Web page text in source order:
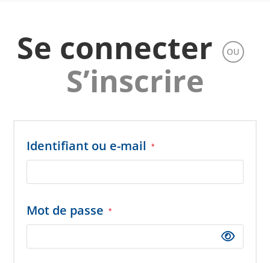
Se connecter OU
S’inscrire
Identifiant ou e-mail *Obligatoire
Mot de passe *Obligatoire